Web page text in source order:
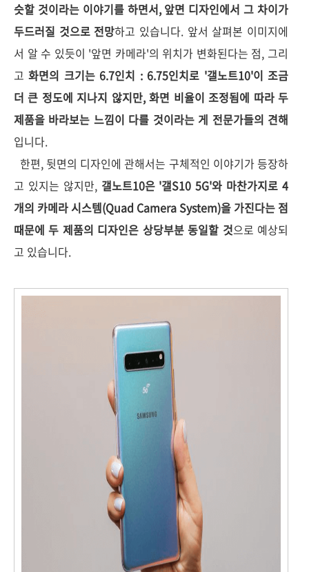
슷할 것이라는 이야기를 하면서, 앞면 디자인에서 그 차이가
두드러질 것으로 전망하고 있습니다. 앞서 살펴본 이미지에
서 알 수 있듯이 '앞면 카메라'의 위치가 변화된다는 점, 그리
고화면의 크기는 6.7인치 : 6.75인치로 '갤노트10'이 조금
더 큰 정도에 지나지 않지만, 화면 비율이 조정됨에 따라 두
제품을 바라보는 느낌이 다를 것이라는 게 전문가들의 견해
입니다.
한편, 뒷면의 디자인에 관해서는 구체적인 이야기가 등장하
고 있지는 않지만, 갤노트10은 '갤S10 5G'와 마찬가지로 4
개의 카메라 시스템(Quad Camera System)을 가진다는 점
때문에 두 제품의 디자인은 상당부분 동일할 것으로 예상되
고 있습니다.